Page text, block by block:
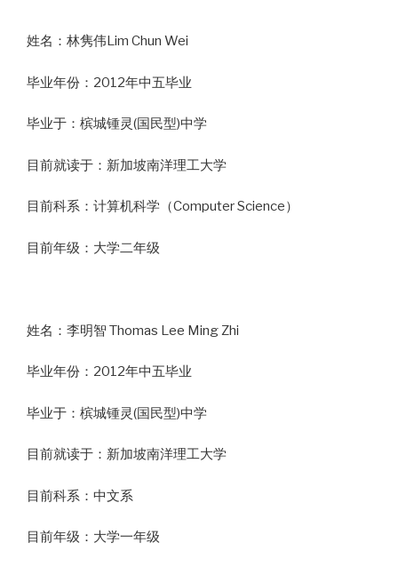
姓名：林隽伟Lim Chun Wei
毕业年份：2012年中五毕业
毕业于：槟城锺灵(国民型)中学
目前就读于：新加坡南洋理工大学
目前科系：计算机科学（Computer Science）
目前年级：大学二年级
姓名：李明智 Thomas Lee Ming Zhi
毕业年份：2012年中五毕业
毕业于：槟城锺灵(国民型)中学
目前就读于：新加坡南洋理工大学
目前科系：中文系
目前年级：大学一年级